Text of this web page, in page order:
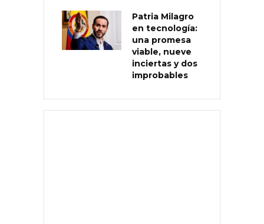
Patria Milagro
en tecnología:
una promesa
viable, nueve
inciertas y dos
improbables